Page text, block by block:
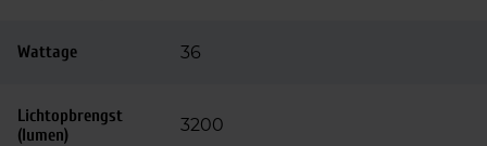
Wattage 36
Lichtopbrengst
(lumen)
3200